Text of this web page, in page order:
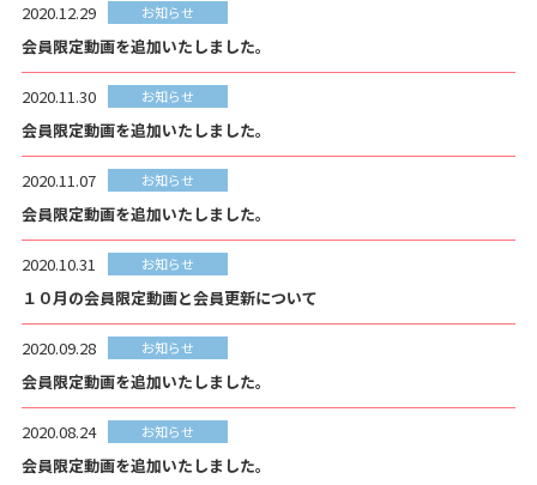
2020.12.29 お知らせ
会員限定動画を追加いたしました。
2020.11.30 お知らせ
会員限定動画を追加いたしました。
2020.11.07 お知らせ
会員限定動画を追加いたしました。
2020.10.31 お知らせ
１０月の会員限定動画と会員更新について
2020.09.28 お知らせ
会員限定動画を追加いたしました。
2020.08.24 お知らせ
会員限定動画を追加いたしました。